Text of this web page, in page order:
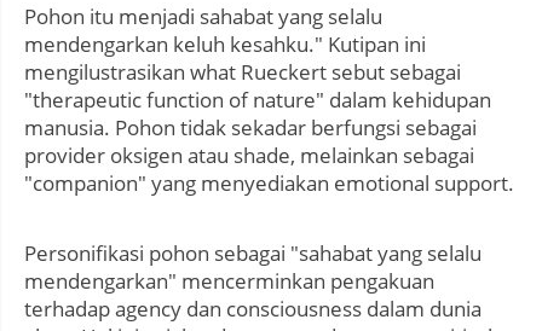
Pohon itu menjadi sahabat yang selalu
mendengarkan keluh kesahku." Kutipan ini
mengilustrasikan what Rueckert sebut sebagai
"therapeutic function of nature" dalam kehidupan
manusia. Pohon tidak sekadar berfungsi sebagai
provider oksigen atau shade, melainkan sebagai
"companion" yang menyediakan emotional support.
Personifikasi pohon sebagai "sahabat yang selalu
mendengarkan" mencerminkan pengakuan
terhadap agency dan consciousness dalam dunia